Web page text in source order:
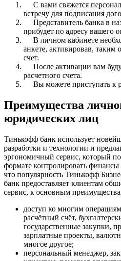
С вами свяжется
встречу для подписания
Представитель банка в
прибудет по адресу вашего
В личном кабинете
анкете, активировав, таким
счет.
После активации вам
расчетного счета.
Вы можете приступать к
Преимущества
юридических лиц
Тинькофф банк использует
разработки и технологии и
эргономичный сервис, который
формате контролировать финансы
что популярность Тинькофф
банк предоставляет клиентам
сервис, к основным
доступ ко многим
расчётный счёт,
государственные закупки,
зарплатные проекты,
многое другое;
персональный менеджер,